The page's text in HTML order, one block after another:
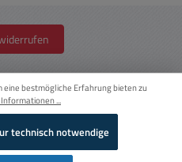
eine bestmögliche Erfahrung bieten zu
...
technisch notwendige